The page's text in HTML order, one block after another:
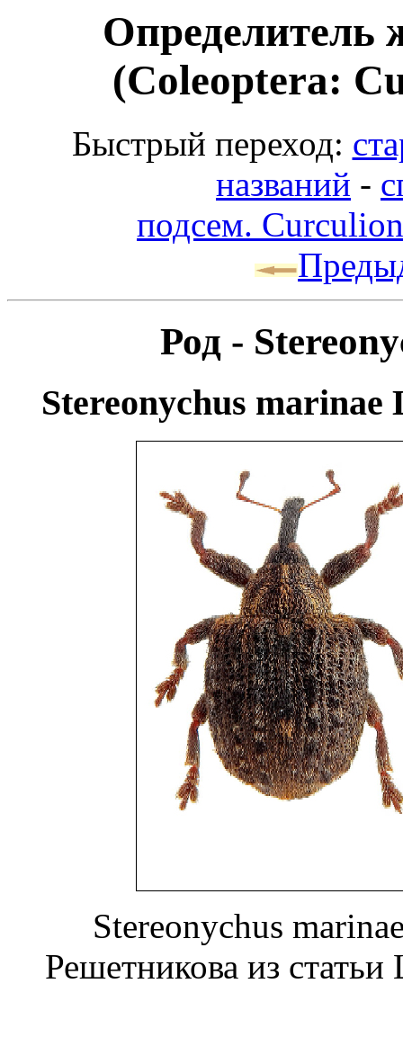
Определитель
(Coleoptera:
Быстрый переход:
названий -
подсем.
Род -
Stereonychus marinae
Stereonychus
Решетникова из